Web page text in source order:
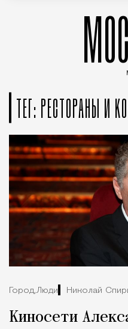
ТЕГ: РЕСТОРАНЫ И
Город,Люди Николай
Киносети